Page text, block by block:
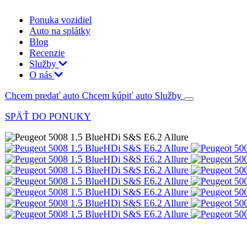
Ponuka vozidiel
Auto na splátky
Blog
Recenzie
Služby
O nás
Chcem predať auto Chcem kúpiť auto Služby
SPÄŤ DO PONUKY